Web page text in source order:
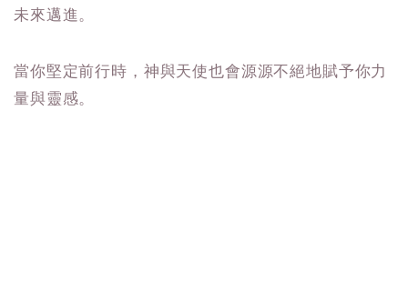
未來邁進。
當你堅定前行時，神與天使也會源源不絕地賦予你力
量與靈感。